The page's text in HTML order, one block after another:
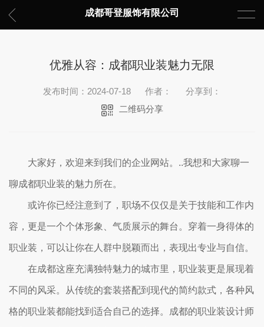
成都哥登服饰有限公司
优雅从容：成都职业装魅力无限
发布时间：2024-07-18 作者：
分享到：
二维码分享
大家好，欢迎来到我们的企业网站。..我想和大家聊一
聊成都职业装的魅力所在。
或许你已经注意到了，职场不仅仅是关于技能和工作内
容，更是一个个体形象、气质展示的舞台。穿着一身得体的
职业装，可以让你在人群中脱颖而出，表现出专业与自信。
在成都这座充满独特魅力的城市里，职业装更是展现着
不同的风采。从传统的套装搭配到现代的简约款式，各种风
格的职业装都能找到适合自己的选择。成都的职业装设计师